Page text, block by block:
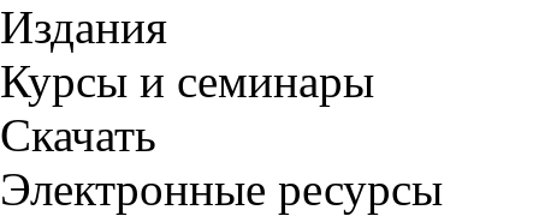
Издания
Курсы и семинары
Скачать
Электронные ресурсы